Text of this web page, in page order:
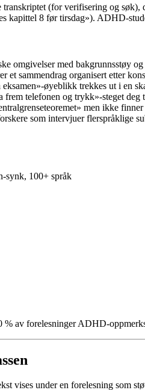
(for verifisering og
kapittel 8 før tirsdag»). ADHD-
omgivelser med bakgrunnsstøy
et sammendrag organisert etter
øyeblikk trekkes ut i en
telefonen og trykk»-steget
men ikke
som intervjuer flerspråklige
synk, 100+ språk
% av forelesninger ADHD-
vises under en forelesning som